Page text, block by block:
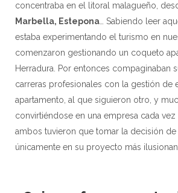
concentraba en el litoral malagueño,
Marbella, Estepona… Sabiendo leer
estaba experimentando el turismo en
comenzaron gestionando un coqueto
Herradura. Por entonces compaginaban
carreras profesionales con la gestión de
apartamento, al que siguieron otro, y
convirtiéndose en una empresa cada
ambos tuvieron que tomar la decisión de
únicamente en su proyecto más